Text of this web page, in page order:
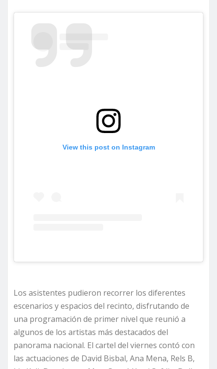
View this post on Instagram
Los asistentes pudieron recorrer los diferentes
escenarios y espacios del recinto, disfrutando de
una programación de primer nivel que reunió a
algunos de los artistas más destacados del
panorama nacional. El cartel del viernes contó con
las actuaciones de David Bisbal, Ana Mena, Rels B,